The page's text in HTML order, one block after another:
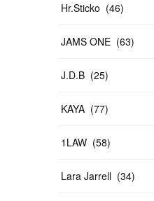
Hr.Sticko (46)
JAMS ONE (63)
J.D.B (25)
KAYA (77)
1LAW (58)
Lara Jarrell (34)